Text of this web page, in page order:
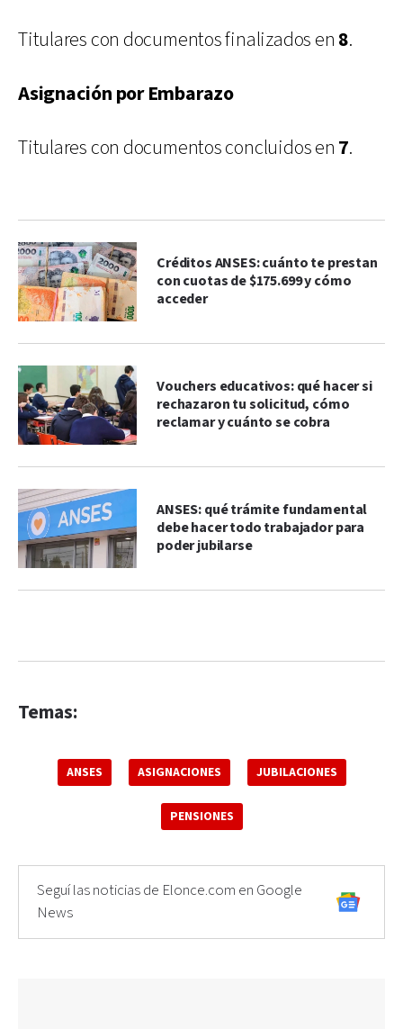
Titulares con documentos finalizados en 8.
Asignación por Embarazo
Titulares con documentos concluidos en 7.
Créditos ANSES: cuánto te prestan
con cuotas de $175.699 y cómo
acceder
Vouchers educativos: qué hacer si
rechazaron tu solicitud, cómo
reclamar y cuánto se cobra
ANSES: qué trámite fundamental
debe hacer todo trabajador para
poder jubilarse
Temas:
ANSES ASIGNACIONES JUBILACIONES
PENSIONES
Seguí las noticias de Elonce.com en Google
News